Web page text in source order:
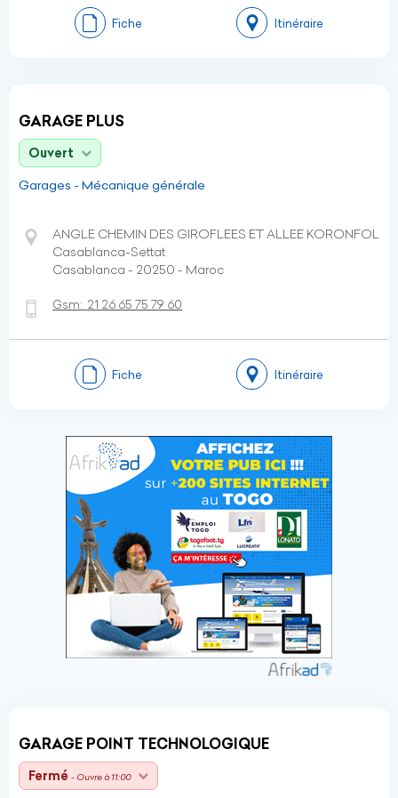
Fiche Itinéraire
GARAGE PLUS
Ouvert
Garages - Mécanique générale
ANGLE CHEMIN DES GIROFLEES ET ALLEE KORONFOL
Casablanca-Settat
Casablanca - 20250 - Maroc
Gsm: 21 26 65 75 79 60
Fiche Itinéraire
GARAGE POINT TECHNOLOGIQUE
Fermé - Ouvre à 11:00